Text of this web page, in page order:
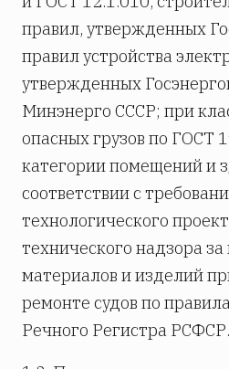
правил, утвержденных
правил устройства
утвержденных
Минэнерго СССР; при
опасных грузов по ГОСТ
категории помещений и
соответствии с
технологического
технического надзора
материалов и изделий
ремонте судов по
Речного Регистра РСФСР.